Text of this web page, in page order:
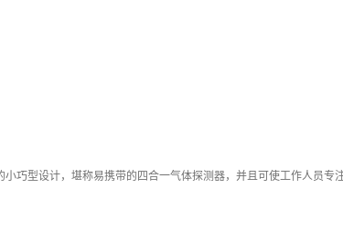
巧型设计，堪称易携带的四合一气体探测器，并且可使工作人员专